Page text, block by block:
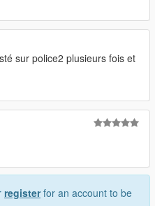
sur police2 plusieurs fois et
registerfor an account to be